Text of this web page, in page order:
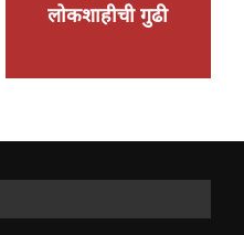
लोकशाहीची गुढी